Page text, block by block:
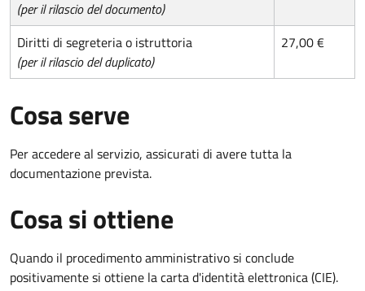
(per il rilascio del documento)
Diritti di segreteria o istruttoria
(per il rilascio del duplicato)
27,00 €
Cosa serve
Per accedere al servizio, assicurati di avere tutta la
documentazione prevista.
Cosa si ottiene
Quando il procedimento amministrativo si conclude
positivamente si ottiene la carta d'identità elettronica (CIE).